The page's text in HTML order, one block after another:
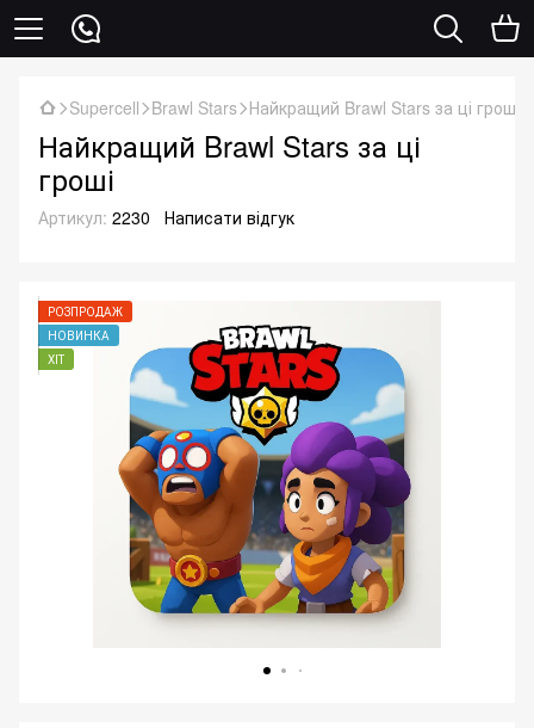
Supercell Brawl Stars Найкращий Brawl Stars за ці гроші
Найкращий Brawl Stars за ці
гроші
Артикул: 2230 Написати відгук
РОЗПРОДАЖ
НОВИНКА
ХІТ